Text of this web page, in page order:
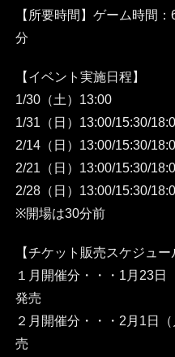
【所要時間】ゲーム時間
分
【イベント実施日程】
1/30（土）13:00
1/31（日）13:00/15:30/
2/14（日）13:00/15:30/
2/21（日）13:00/15:30/
2/28（日）13:00/15:30/
※開場は30分前
【チケット販売スケジュー
１月開催分・・・1月23日
発売
２月開催分・・・2月1日
売